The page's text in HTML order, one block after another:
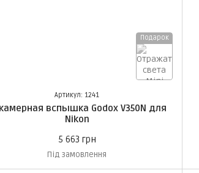
Подарок
Артикул: 1241
вспышка Godox V350N для
Nikon
5 663 грн
Під замовлення